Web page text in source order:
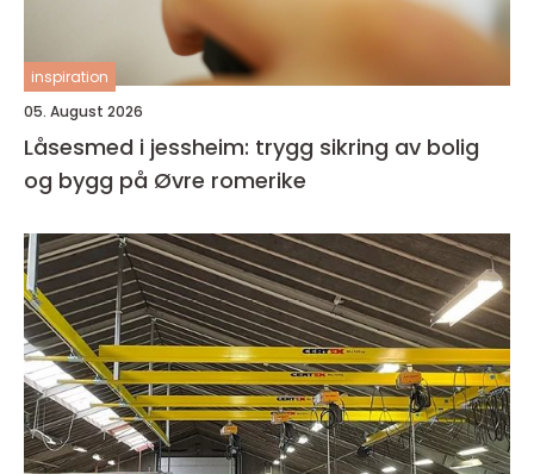
inspiration
05. August 2026
Låsesmed i jessheim: trygg sikring av bolig
og bygg på Øvre romerike